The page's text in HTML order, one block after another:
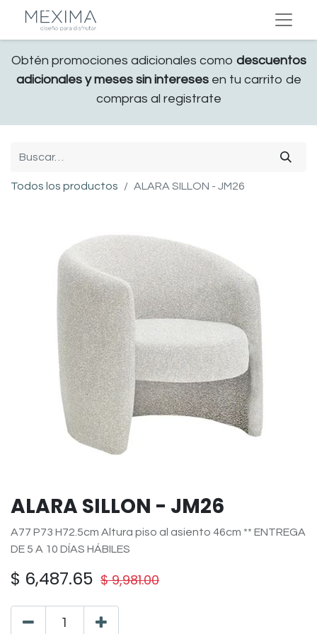
Obtén promociones adicionales como descuentos
adicionales y meses sin interesesen tu carrito de
compras al registrate
Todos los productos ALARA SILLON - JM26
ALARA SILLON - JM26
A77 P73 H72.5cm Altura piso al asiento 46cm ** ENTREGA
DE 5 A 10 DÍAS HÁBILES
$ 6,487.65 $9,981.00